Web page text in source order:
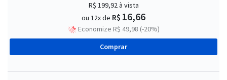
R$ 199,92à vista
ou 12x de R$ 16,66
Economize R$ 49,98 (-20%)
Comprar